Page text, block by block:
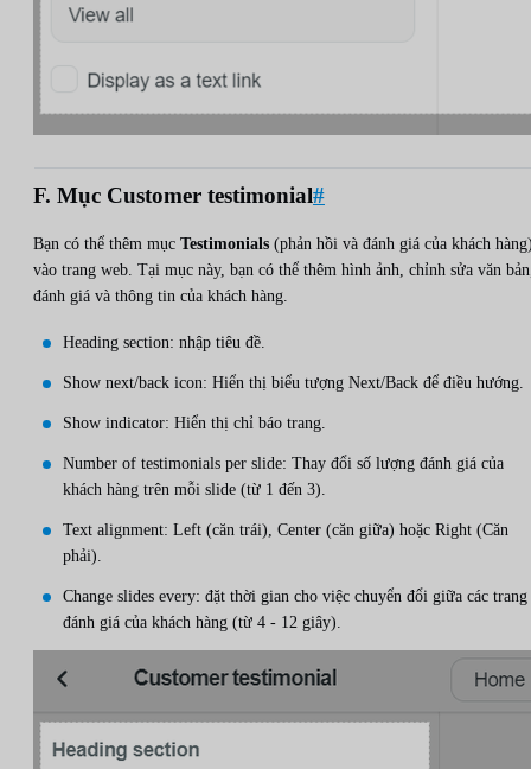
F. Mục Customer testimonial#
Bạn có thể thêm mục Testimonials (phản hồi và đánh giá của khách
vào trang web. Tại mục này, bạn có thể thêm hình ảnh, chỉnh sửa văn
đánh giá và thông tin của khách hàng.
Heading section: nhập tiêu đề.
Show next/back icon: Hiển thị biểu tượng Next/Back để điều hướng.
Show indicator: Hiển thị chỉ báo trang.
Number of testimonials per slide: Thay đổi số lượng đánh giá của
khách hàng trên mỗi slide (từ 1 đến 3).
Text alignment: Left (căn trái), Center (căn giữa) hoặc Right (Căn
phải).
Change slides every: đặt thời gian cho việc chuyển đổi giữa các trang
đánh giá của khách hàng (từ 4 - 12 giây).